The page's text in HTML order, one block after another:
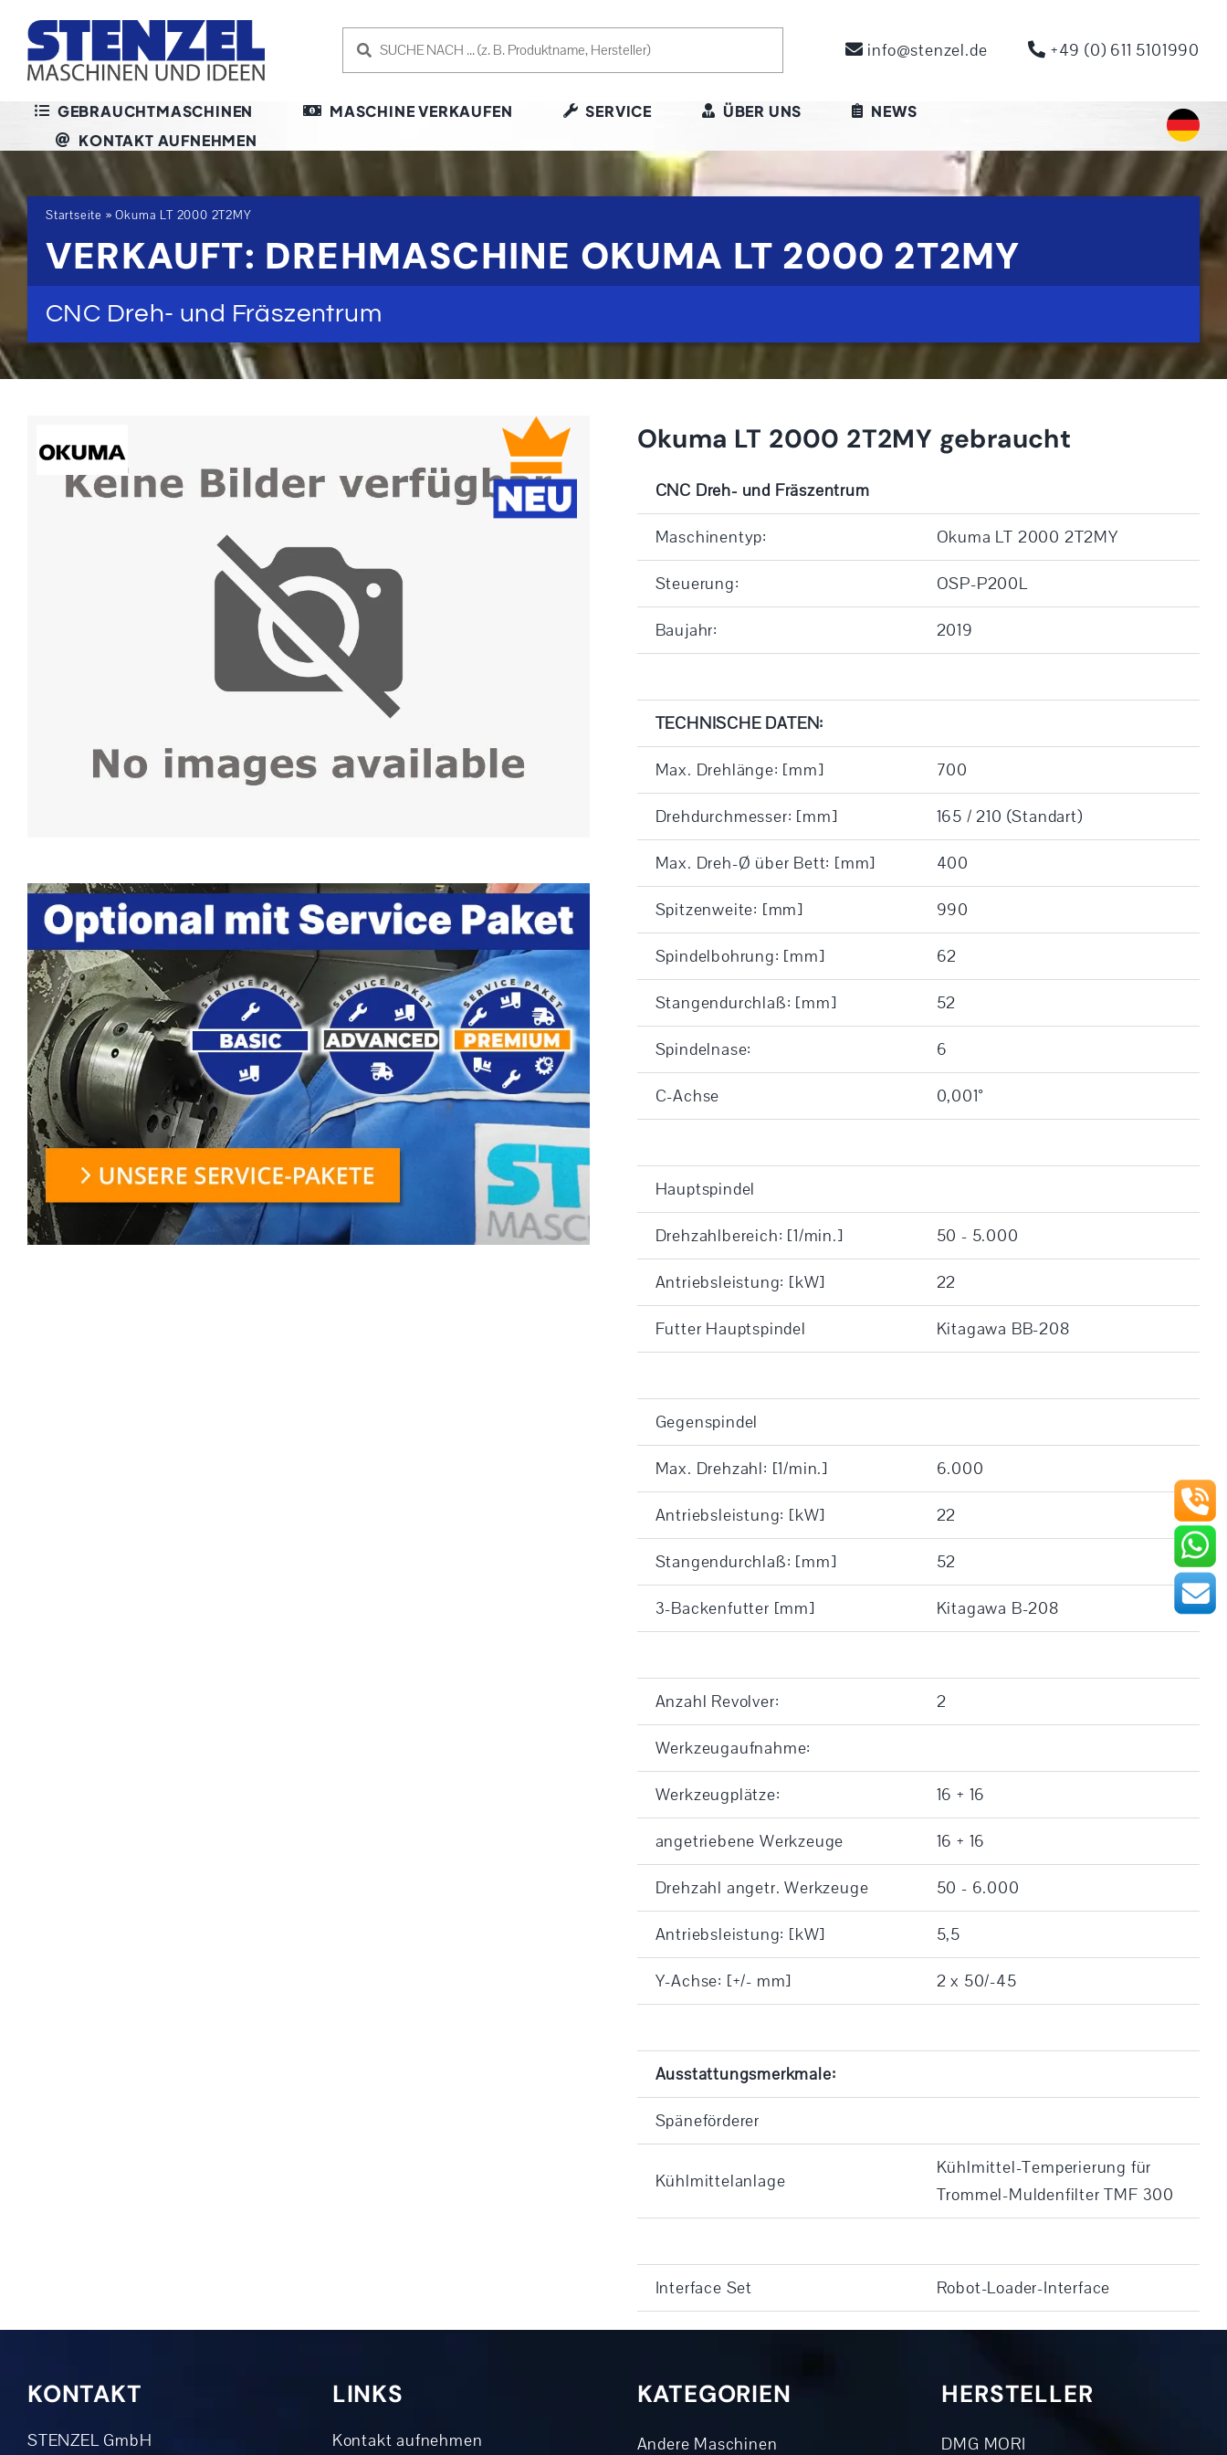
content
info@stenzel.de +49 (0) 611 5101990
GEBRAUCHTMASCHINEN MASCHINE VERKAUFEN SERVICE ÜBER UNS
NEWS
KONTAKT AUFNEHMEN
Startseite »Okuma LT 2000 2T2MY
VERKAUFT: DREHMASCHINE OKUMA LT 2000 2T2MY
CNC Dreh- und Fräszentrum
Okuma LT 2000 2T2MY gebraucht
CNC Dreh- und Fräszentrum
Maschinentyp: Okuma LT 2000 2T2MY
Steuerung: OSP-P200L
Baujahr: 2019
TECHNISCHE DATEN:
Max. Drehlänge: [mm] 700
Drehdurchmesser: [mm] 165 / 210 (Standart)
Max. Dreh-Ø über Bett: [mm] 400
Spitzenweite: [mm] 990
Spindelbohrung: [mm] 62
Stangendurchlaß: [mm] 52
Spindelnase: 6
C-Achse 0,001°
Hauptspindel
Drehzahlbereich: [1/min.] 50 - 5.000
Antriebsleistung: [kW] 22
Futter Hauptspindel Kitagawa BB-208
Gegenspindel
Max. Drehzahl: [1/min.] 6.000
Antriebsleistung: [kW] 22
Stangendurchlaß: [mm] 52
3-Backenfutter [mm] Kitagawa B-208
Anzahl Revolver: 2
Werkzeugaufnahme:
Werkzeugplätze: 16 + 16
angetriebene Werkzeuge 16 + 16
Drehzahl angetr. Werkzeuge 50 - 6.000
Antriebsleistung: [kW] 5,5
Y-Achse: [+/- mm] 2 x 50/-45
Ausstattungsmerkmale:
Späneförderer
Kühlmittelanlage
Kühlmittel-Temperierung für
Trommel-Muldenfilter TMF 300
Interface Set Robot-Loader-Interface
KONTAKT
STENZEL GmbH
LINKS
Kontakt aufnehmen
KATEGORIEN
Andere Maschinen
HERSTELLER
DMG MORI